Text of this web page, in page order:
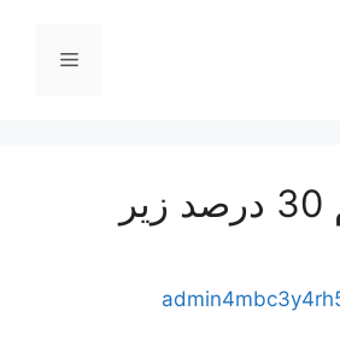
فهرست
پالایش یکم 30 درصد زیر